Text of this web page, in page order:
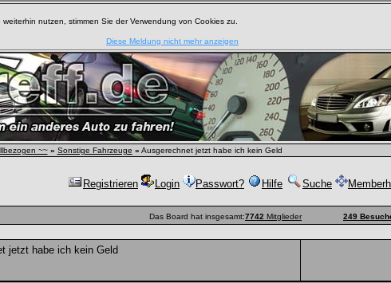
nutzen, stimmen Sie der Verwendung von Cookies zu.
Diese Meldung nicht mehr anzeigen
~~ » Sonstige Fahrzeuge » Ausgerechnet jetzt habe ich kein Geld
Registrieren Login Passwort? Hilfe Suche
Das Board hat insgesamt:7742 Mitglieder 249
jetzt habe ich kein Geld